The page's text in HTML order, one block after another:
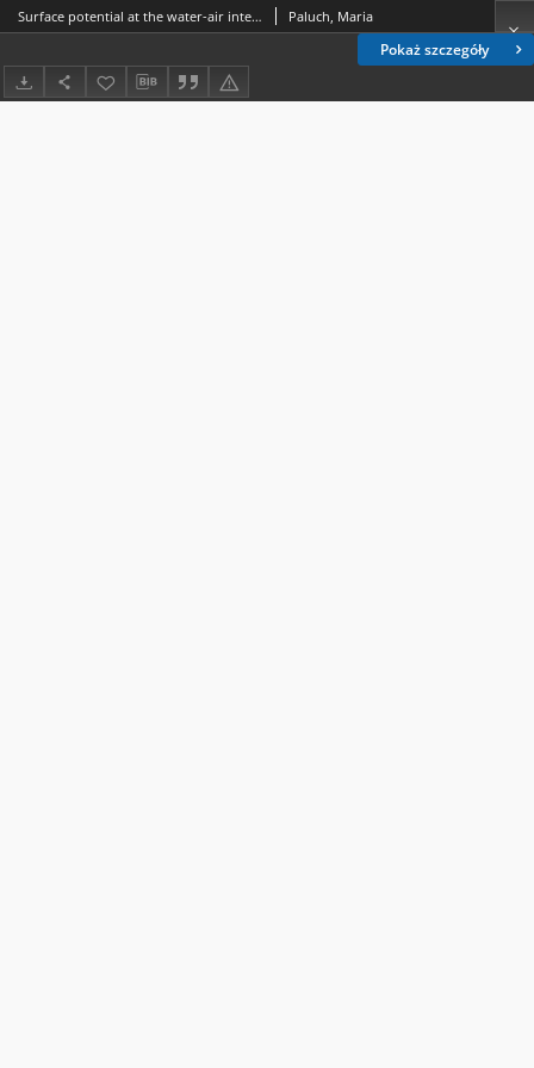
Pokaż szczegóły
Surface potential at the water-air interface Paluch, Maria